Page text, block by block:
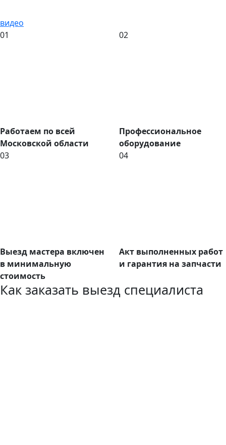
видео
01
Работаем по всей
Московской области
02
Профессиональное
оборудование
03
Выезд мастера включен
в минимальную
стоимость
04
Акт выполненных работ
и гарантия на запчасти
Как заказать выезд специалиста